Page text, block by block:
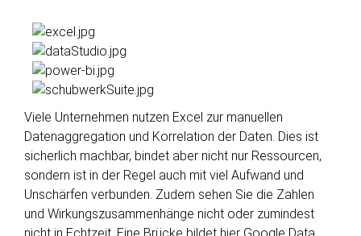
Viele Unternehmen nutzen Excel zur manuellen
Datenaggregation und Korrelation der Daten. Dies ist
sicherlich machbar, bindet aber nicht nur Ressourcen,
sondern ist in der Regel auch mit viel Aufwand und
Unschärfen verbunden. Zudem sehen Sie die Zahlen
und Wirkungszusammenhänge nicht oder zumindest